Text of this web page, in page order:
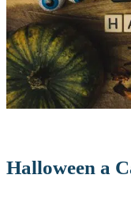
Halloween a